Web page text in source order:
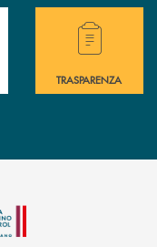
immediata?
Hai bisogno di
TRASPARENZA